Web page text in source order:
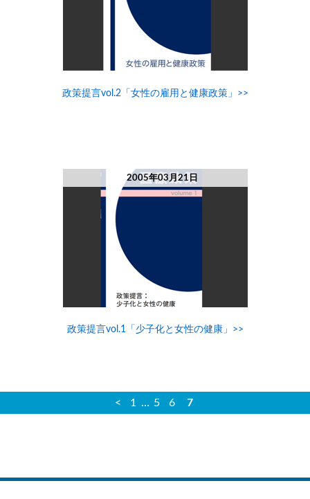
政策提言vol.2「女性の雇用と健康政策」>>
2005年03月21日
政策提言vol.1「少子化と女性の健康」>>
< 1 … 5 6 7